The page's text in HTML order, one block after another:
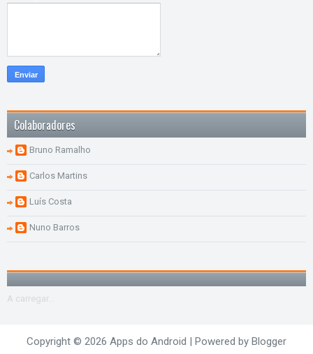
Colaboradores
Bruno Ramalho
Carlos Martins
Luís Costa
Nuno Barros
A carregar...
Copyright © 2026 Apps do Android | Powered by Blogger